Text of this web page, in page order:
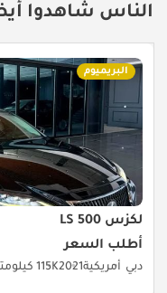
الناس شاهدوا
البريميوم
لكزس LS 500
أطلب السعر
دبي أمريكية2021115K كيلومتر